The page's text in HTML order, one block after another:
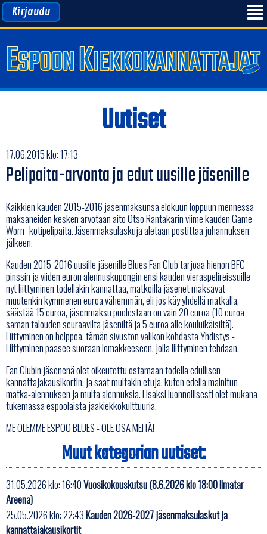
Kirjaudu
Uutiset
17.06.2015 klo: 17:13
Pelipaita-arvonta ja edut uusille jäsenille
Kaikkien kauden 2015-2016 jäsenmaksunsa elokuun loppuun mennessä
maksaneiden kesken arvotaan aito Otso Rantakarin viime kauden Game
Worn -kotipelipaita. Jäsenmaksulaskuja aletaan postittaa juhannuksen
jälkeen.
Kauden 2015-2016 uusille jäsenille Blues Fan Club tarjoaa hienon BFC-
pinssin ja viiden euron alennuskupongin ensi kauden vieraspelireissuille -
nyt liittyminen todellakin kannattaa, matkoilla jäsenet maksavat
muutenkin kymmenen euroa vähemmän, eli jos käy yhdellä matkalla,
säästää 15 euroa, jäsenmaksu puolestaan on vain 20 euroa (10 euroa
saman talouden seuraavilta jäseniltä ja 5 euroa alle kouluikäisiltä).
Liittyminen on helppoa, tämän sivuston valikon kohdasta Yhdistys -
Liittyminen pääsee suoraan lomakkeeseen, jolla liittyminen tehdään.
Fan Clubin jäsenenä olet oikeutettu ostamaan todella edullisen
kannattajakausikortin, ja saat muitakin etuja, kuten edellä mainitun
matka-alennuksen ja muita alennuksia. Lisäksi luonnollisesti olet mukana
tukemassa espoolaista jääkiekkokulttuuria.
ME OLEMME ESPOO BLUES - OLE OSA MEITÄ!
Muut kategorian uutiset:
31.05.2026 klo: 16:40Vuosikokouskutsu (8.6.2026 klo 18:00 Ilmatar
Areena)
25.05.2026 klo: 22:43Kauden 2026-2027 jäsenmaksulaskut ja
kannattajakausikortit